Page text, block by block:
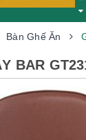
Bàn Ghế Ăn
BAR